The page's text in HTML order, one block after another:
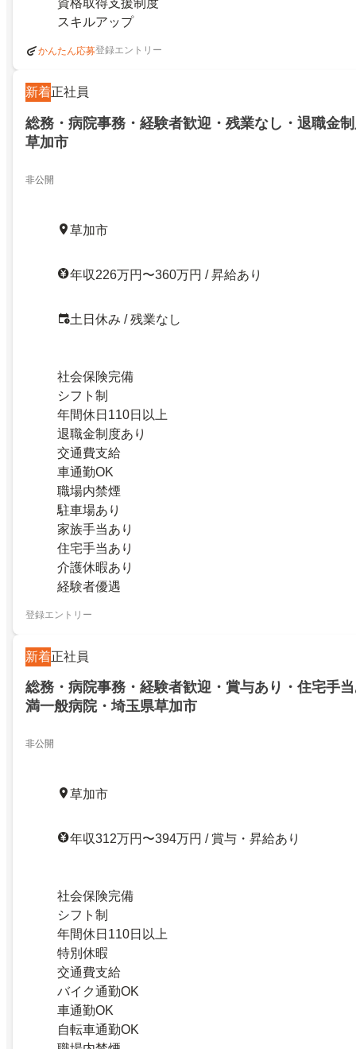
スキルアップ
かんたん応募登録エントリー
新着正社員
総務・病院事務・経験者歓迎・残業なし・退職金
草加市
非公開
草加市
年収226万円〜360万円 / 昇給あり
土日休み / 残業なし
社会保険完備
シフト制
年間休日110日以上
退職金制度あり
交通費支給
車通勤OK
職場内禁煙
駐車場あり
家族手当あり
住宅手当あり
介護休暇あり
経験者優遇
登録エントリー
新着正社員
総務・病院事務・経験者歓迎・賞与あり・住宅手
満一般病院・埼玉県草加市
非公開
草加市
年収312万円〜394万円 / 賞与・昇給あり
社会保険完備
シフト制
年間休日110日以上
特別休暇
交通費支給
バイク通勤OK
車通勤OK
自転車通勤OK